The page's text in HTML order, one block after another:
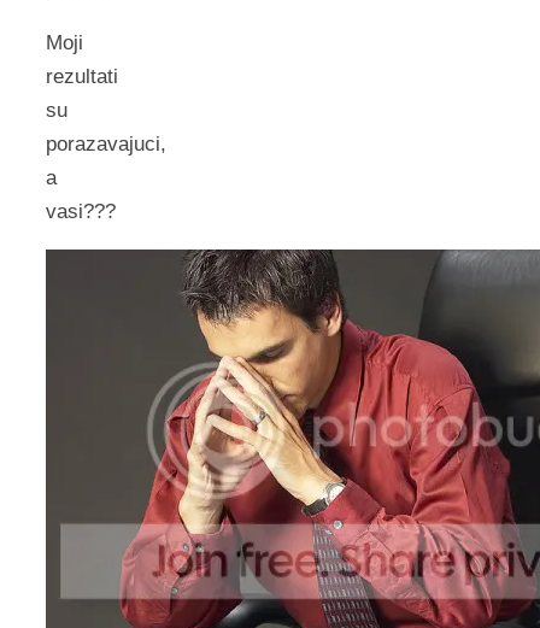
Moji
rezultati
su
porazavajuci,
a
vasi???